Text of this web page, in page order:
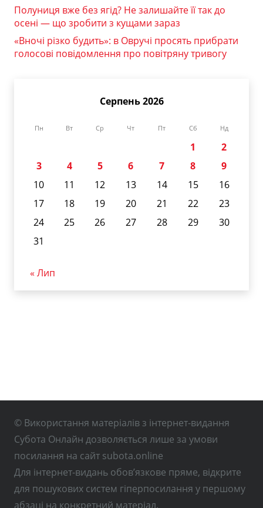
Полуниця вже без ягід? Не залишайте її так до
осені — що зробити з кущами зараз
«Вночі різко будить»: в Овручі просять прибрати
голосові повідомлення про повітряну тривогу
Серпень 2026
Пн Вт Ср Чт Пт Сб Нд
1
2
3
4 5 6 7 8
9
10
11 12 13 14 15
16
17
18 19 20 21 22
23
24
25 26 27 28 29
30
31
« Лип
© Використання матеріалів з інтернет-видання
Субота Онлайн дозволяється лише за умови
посилання на сайт subota.online
Для інтернет-видань обов’язкове пряме, відкрите
для пошукових систем гіперпосилання у першому
абзаці на конкретний матеріал.